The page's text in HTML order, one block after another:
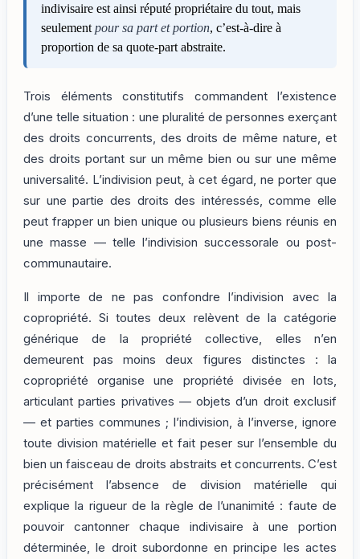
indivisaire est ainsi réputé propriétaire du tout, mais
seulement pour sa part et portion, c’est-à-dire à
proportion de sa quote-part abstraite.
Trois éléments constitutifs commandent l’existence
d’une telle situation : une pluralité de personnes exerçant
des droits concurrents, des droits de même nature, et
des droits portant sur un même bien ou sur une même
universalité. L’indivision peut, à cet égard, ne porter que
sur une partie des droits des intéressés, comme elle
peut frapper un bien unique ou plusieurs biens réunis en
une masse — telle l’indivision successorale ou post-
communautaire.
Il importe de ne pas confondre l’indivision avec la
copropriété. Si toutes deux relèvent de la catégorie
générique de la propriété collective, elles n’en
demeurent pas moins deux figures distinctes : la
copropriété organise une propriété divisée en lots,
articulant parties privatives — objets d’un droit exclusif
— et parties communes ; l’indivision, à l’inverse, ignore
toute division matérielle et fait peser sur l’ensemble du
bien un faisceau de droits abstraits et concurrents. C’est
précisément l’absence de division matérielle qui
explique la rigueur de la règle de l’unanimité : faute de
pouvoir cantonner chaque indivisaire à une portion
déterminée, le droit subordonne en principe les actes